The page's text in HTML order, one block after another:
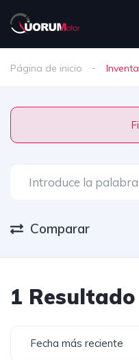
Página de inicio
Comparar
1 Resultado
Fecha más reciente